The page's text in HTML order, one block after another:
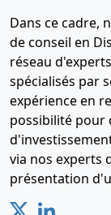
Dans ce cadre,
de conseil en
réseau
spécialisés par
expérience en
possibilité pour
via nos experts
présentation